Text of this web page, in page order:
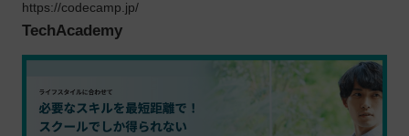
https://codecamp.jp/
TechAcademy